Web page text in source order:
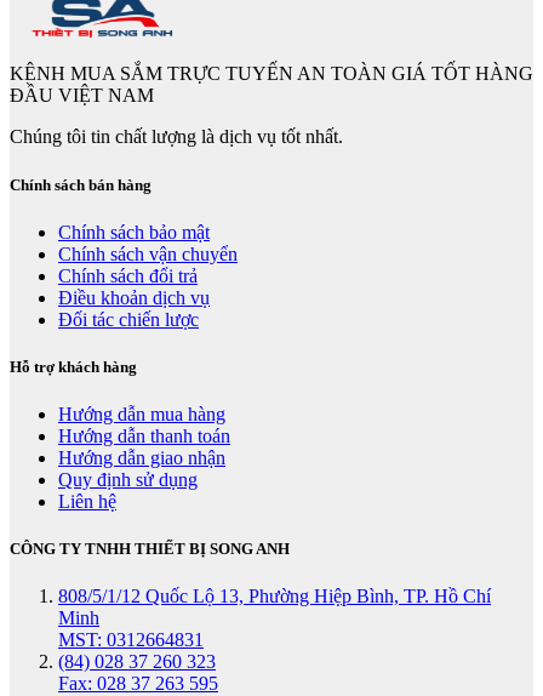
KÊNH MUA SẮM TRỰC TUYẾN AN TOÀN GIÁ TỐT HÀNG
ĐẦU VIỆT NAM
Chúng tôi tin chất lượng là dịch vụ tốt nhất.
Chính sách bán hàng
Chính sách bảo mật
Chính sách vận chuyển
Chính sách đổi trả
Điều khoản dịch vụ
Đối tác chiến lược
Hỗ trợ khách hàng
Hướng dẫn mua hàng
Hướng dẫn thanh toán
Hướng dẫn giao nhận
Quy định sử dụng
Liên hệ
CÔNG TY TNHH THIẾT BỊ SONG ANH
808/5/1/12 Quốc Lộ 13, Phường Hiệp Bình, TP. Hồ Chí
Minh
MST: 0312664831
(84) 028 37 260 323
Fax: 028 37 263 595